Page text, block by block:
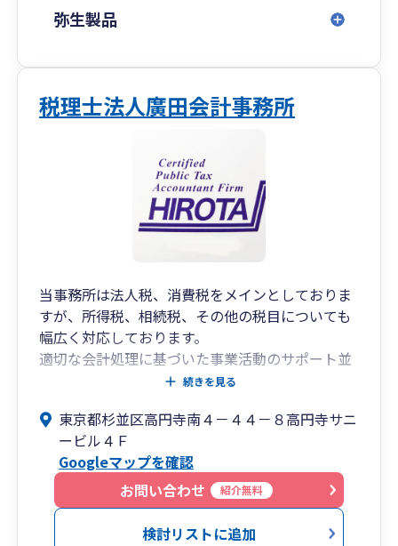
弥生製品
税理士法人廣田会計事務所
当事務所は法人税、消費税をメインとしておりま
すが、所得税、相続税、その他の税目についても
幅広く対応しております。
適切な会計処理に基づいた事業活動のサポート並
びに適正な税務申告の提供を通じてお客様の発展
続きを見る
東京都杉並区高円寺南４－４４－８高円寺サニ
ービル４Ｆ
Googleマップを確認
お問い合わせ
紹介無料
検討リストに追加